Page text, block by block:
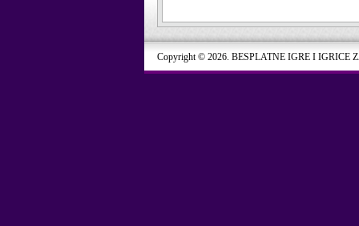
Copyright © 2026. BESPLATNE IGRE I IGRICE